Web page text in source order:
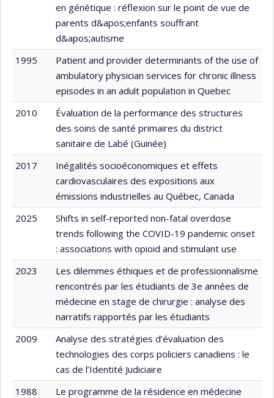
en génétique : réflexion sur le point de vue de
parents d&apos;enfants souffrant
d&apos;autisme
1995
Patient and provider determinants of the use of
ambulatory physician services for chronic illness
episodes in an adult population in Quebec
2010
Évaluation de la performance des structures
des soins de santé primaires du district
sanitaire de Labé (Guinée)
2017
Inégalités socioéconomiques et effets
cardiovasculaires des expositions aux
émissions industrielles au Québec, Canada
2025
Shifts in self-reported non-fatal overdose
trends following the COVID-19 pandemic onset
: associations with opioid and stimulant use
2023
Les dilemmes éthiques et de professionnalisme
rencontrés par les étudiants de 3e années de
médecine en stage de chirurgie : analyse des
narratifs rapportés par les étudiants
2009
Analyse des stratégies d’évaluation des
technologies des corps policiers canadiens : le
cas de l’Identité Judiciaire
1988
Le programme de la résidence en médecine